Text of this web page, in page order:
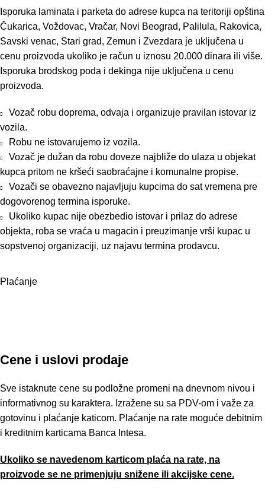
Isporuka laminata i parketa do adrese kupca na teritoriji opština
Čukarica, Voždovac, Vračar, Novi Beograd, Palilula, Rakovica,
Savski venac, Stari grad, Zemun i Zvezdara je uključena u
cenu proizvoda ukoliko je račun u iznosu 20.000 dinara ili više.
Isporuka brodskog poda i dekinga nije uključena u cenu
proizvoda.
Vozač robu doprema, odvaja i organizuje pravilan istovar iz
vozila.
Robu ne istovarujemo iz vozila.
Vozač je dužan da robu doveze najbliže do ulaza u objekat
kupca pritom ne kršeći saobraćajne i komunalne propise.
Vozači se obavezno najavljuju kupcima do sat vremena pre
dogovorenog termina isporuke.
Ukoliko kupac nije obezbedio istovar i prilaz do adrese
objekta, roba se vraća u magacin i preuzimanje vrši kupac u
sopstvenoj organizaciji, uz najavu termina prodavcu.
Plaćanje
Cene i uslovi prodaje
Sve istaknute cene su podložne promeni na dnevnom nivou i
informativnog su karaktera. Izražene su sa PDV-om i važe za
gotovinu i plaćanje katicom. Plaćanje na rate moguće debitnim
i kreditnim karticama Banca Intesa.
Ukoliko se navedenom karticom plaća na rate, na
proizvode se ne primenjuju snižene ili akcijske cene.